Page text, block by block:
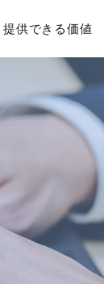
提供できる価値